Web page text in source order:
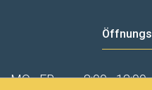
MO - FR 8:00 - 12:00